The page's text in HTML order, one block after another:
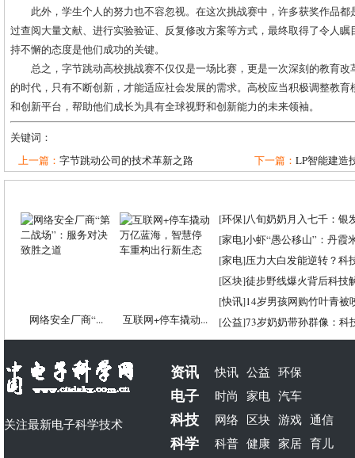
此外，学生个人的努力也不容忽视。在这次挑战赛中，许多获奖作品
过查阅大量文献、进行实验验证、反复修改方案等方式，最终取得了令人
持不懈的态度是他们成功的关键。
总之，字节跳动高校挑战赛不仅仅是一场比赛，更是一次深刻的教育
的时代，只有不断创新，才能适应社会发展的需求。高校应当积极调整教
和创新平台，帮助他们成长为具有全球视野和创新能力的未来领袖。
关键词：
上一篇： 字节跳动公司的技术革新之路 下一篇： LP智能建造
网络安全厂商“... 互联网+停车撬动...
[环保]八旬奶奶月入七千：银
[家电]小虾“愚公移山”：丹霞
[家电]压力大白发能逆转？科
[区块]徒步野线爆火背后科技
[快讯]14岁男孩网购竹叶青被
[公益]73岁奶奶带孙群像：科
关注最新电子科学技术
资讯 快讯 公益 环保
电子 时尚 家电 汽车
科技 网络 区块 游戏 通信
科学 科普 健康 家居 育儿